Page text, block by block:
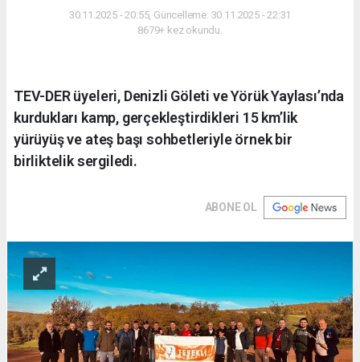
30.11.2025 - 20:55, Güncelleme: 30.11.2025 - 22:31
8679+ kez okundu.
TEV-DER üyeleri, Denizli Göleti ve Yörük Yaylası’nda
kurdukları kamp, gerçekleştirdikleri 15 km’lik
yürüyüş ve ateş başı sohbetleriyle örnek bir
birliktelik sergiledi.
ABONE OL